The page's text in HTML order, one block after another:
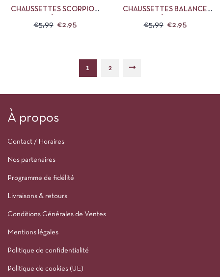
CHAUSSETTES SCORPION
€5,99 €2,95
CHAUSSETTES BALANCE
€5,99 €2,95
1 2
À propos
Contact / Horaires
Nos partenaires
Programme de fidélité
Livraisons & retours
Conditions Générales de Ventes
Mentions légales
Politique de confidentialité
Politique de cookies (UE)